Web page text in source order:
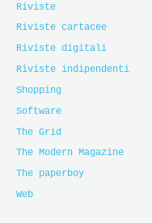
Riviste
Riviste cartacee
Riviste digitali
Riviste indipendenti
Shopping
Software
The Grid
The Modern Magazine
The paperboy
Web